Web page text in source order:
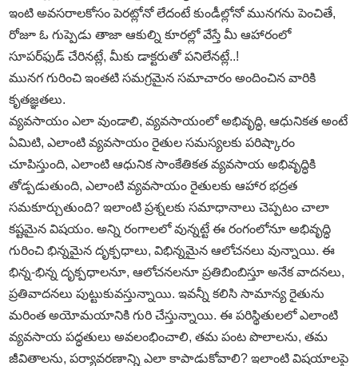
ఇంటి అవసరాలకోసం పెరట్లోనో లేదంటే కుండీల్లోనో మునగను పెంచితే,
రోజూ ఓ గుప్పెడు తాజా ఆకుల్ని కూరల్లో వేస్తే మీ ఆహారంలో
సూపర్‌ఫుడ్‌ చేరినట్లే, మీకు డాక్టరుతో పనిలేనట్లే..!
మునగ గురించి ఇంతటి సమగ్రమైన సమాచారం అందించిన వారికి
కృతజ్ఞతలు.
వ్యవసాయం ఎలా వుండాలి, వ్యవసాయంలో అభివృద్ధి, ఆధునికత అంటే
ఏమిటి, ఎలాంటి వ్యవసాయం రైతుల సమస్యలకు పరిష్కారం
చూపిస్తుంది, ఎలాంటి ఆధునిక సాంకేతికత వ్యవసాయ అభివృద్ధికి
తోడ్పడుతుంది, ఎలాంటి వ్యవసాయం రైతులకు ఆహార భద్రత
సమకూర్చుతుంది? ఇలాంటి ప్రశ్నలకు సమాధానాలు చెప్పటం చాలా
కష్టమైన విషయం. అన్ని రంగాలలో వున్నట్టే ఈ రంగంలోనూ అభివృద్ధి
గురించి భిన్నమైన దృక్పధాలు, విభిన్నమైన ఆలోచనలు వున్నాయి. ఈ
భిన్న-భిన్న దృక్పధాలనూ, ఆలోచనలనూ ప్రతిబింబిస్తూ అనేక వాదనలు,
ప్రతివాదనలు పుట్టుకువస్తున్నాయి. ఇవన్నీ కలిసి సామాన్య రైతును
మరింత అయోమయానికి గురి చేస్తున్నాయి. ఈ పరిస్థితులలో ఎలాంటి
వ్యవసాయ పద్ధతులు అవలంభించాలి, తమ పంట పొలాలను, తమ
జీవితాలను, పర్యావరణాన్ని ఎలా కాపాడుకోవాలి? ఇలాంటి విషయాలపై